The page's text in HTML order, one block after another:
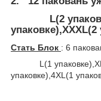
L(2
упаковке),XXXL(2
Стать Блок : 6
L(1 упаковке),XL(1
упаковке),4XL(1